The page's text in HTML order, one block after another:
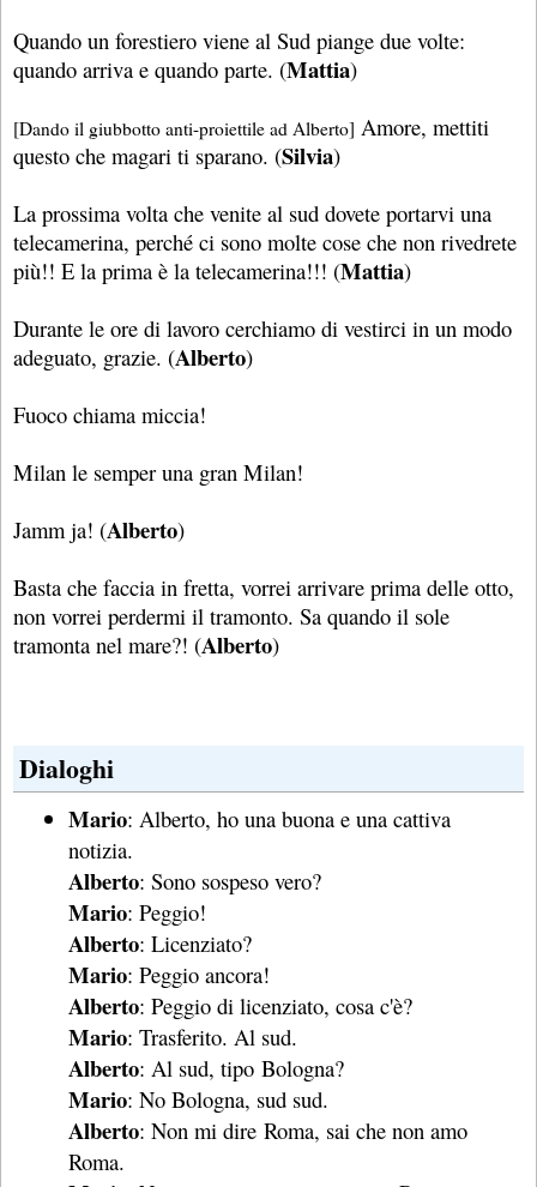
Quando un forestiero viene al Sud piange due volte:
quando arriva e quando parte. (Mattia)
[Dando il giubbotto anti-proiettile ad Alberto] Amore, mettiti
questo che magari ti sparano. (Silvia)
La prossima volta che venite al sud dovete portarvi una
telecamerina, perché ci sono molte cose che non rivedrete
più!! E la prima è la telecamerina!!! (Mattia)
Durante le ore di lavoro cerchiamo di vestirci in un modo
adeguato, grazie. (Alberto)
Fuoco chiama miccia!
Milan le semper una gran Milan!
Jamm ja! (Alberto)
Basta che faccia in fretta, vorrei arrivare prima delle otto,
non vorrei perdermi il tramonto. Sa quando il sole
tramonta nel mare?! (Alberto)
Dialoghi
Mario: Alberto, ho una buona e una cattiva
notizia.
Alberto: Sono sospeso vero?
Mario: Peggio!
Alberto: Licenziato?
Mario: Peggio ancora!
Alberto: Peggio di licenziato, cosa c'è?
Mario: Trasferito. Al sud.
Alberto: Al sud, tipo Bologna?
Mario: No Bologna, sud sud.
Alberto: Non mi dire Roma, sai che non amo
Roma.